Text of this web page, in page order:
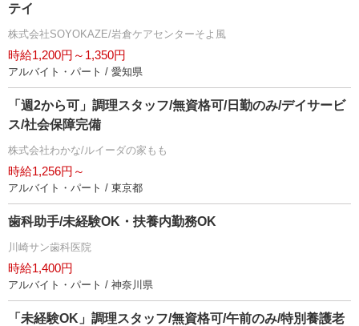
テイ
株式会社SOYOKAZE/岩倉ケアセンターそよ風
時給1,200円～1,350円
アルバイト・パート / 愛知県
「週2から可」調理スタッフ/無資格可/日勤のみ/デイサービ
ス/社会保障完備
株式会社わかな/ルイーダの家もも
時給1,256円～
アルバイト・パート / 東京都
歯科助手/未経験OK・扶養内勤務OK
川崎サン歯科医院
時給1,400円
アルバイト・パート / 神奈川県
「未経験OK」調理スタッフ/無資格可/午前のみ/特別養護老